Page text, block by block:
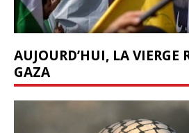
AUJOURD’HUI, LA VIERGE
GAZA